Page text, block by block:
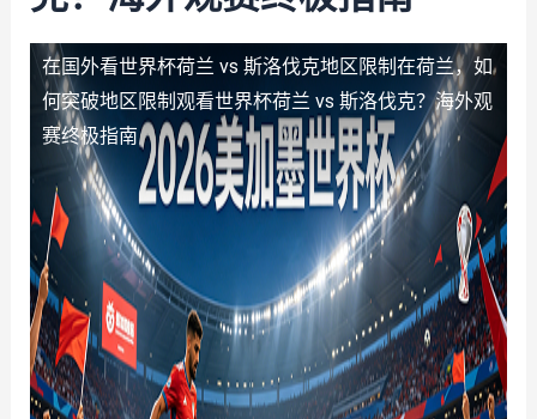
在国外看世界杯荷兰 vs 斯洛伐克地区限制 在荷兰，如
何突破地区限制观看世界杯荷兰 vs 斯洛伐克？海外观
赛终极指南